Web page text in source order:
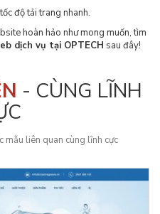
độ tải trang nhanh.
hoàn hảo như mong muốn, tìm
dịch vụ tại OPTECH sau đây!
- CÙNG LĨNH
mẫu liên quan cùng lĩnh cực